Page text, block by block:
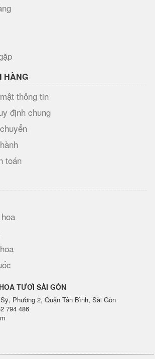
HÀNG
thông tin
định chung
toán
TƯƠI SÀI GÒN
Phường 2, Quận Tân Bình, Sài Gòn
794 486